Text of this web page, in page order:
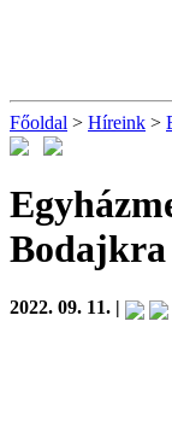
Főoldal > Híreink >
Bodajkra
2022. 09. 11. |